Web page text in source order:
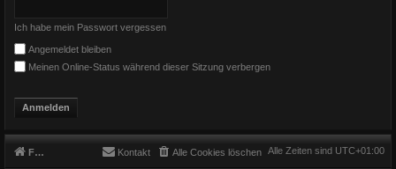
Ich habe mein Passwort vergessen
Angemeldet bleiben
Meinen Online-Status während dieser Sitzung verbergen
Foren-Übersicht Alle Zeiten sind UTC+01:00
Alle Cookies löschen
Kontakt